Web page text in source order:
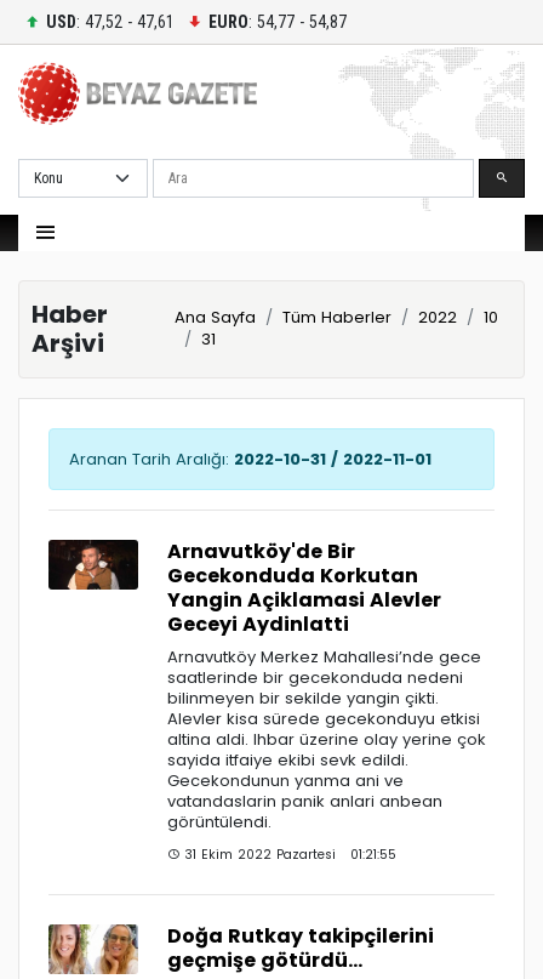
USD: 47,52 - 47,61 EURO: 54,77 - 54,87
Ara
Haber
Arşivi
Ana Sayfa Tüm Haberler 2022
10
31
Aranan Tarih Aralığı: 2022-10-31 / 2022-11-01
Arnavutköy'de Bir
Gecekonduda Korkutan
Yangin Açiklamasi Alevler
Geceyi Aydinlatti
Arnavutköy Merkez Mahallesi’nde gece
saatlerinde bir gecekonduda nedeni
bilinmeyen bir sekilde yangin çikti.
Alevler kisa sürede gecekonduyu etkisi
altina aldi. Ihbar üzerine olay yerine çok
sayida itfaiye ekibi sevk edildi.
Gecekondunun yanma ani ve
vatandaslarin panik anlari anbean
görüntülendi.
31 Ekim 2022 Pazartesi 01:21:55
Doğa Rutkay takipçilerini
geçmişe götürdü...